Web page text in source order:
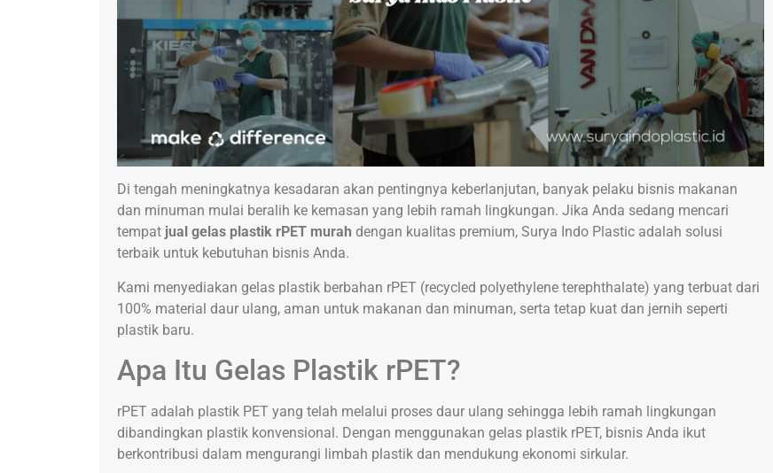
Di tengah meningkatnya kesadaran akan pentingnya keberlanjutan, banyak pelaku bisnis makanan
dan minuman mulai beralih ke kemasan yang lebih ramah lingkungan. Jika Anda sedang mencari
tempat jual gelas plastik rPET murah dengan kualitas premium, Surya Indo Plastic adalah solusi
terbaik untuk kebutuhan bisnis Anda.
Kami menyediakan gelas plastik berbahan rPET (recycled polyethylene terephthalate) yang terbuat dari
100% material daur ulang, aman untuk makanan dan minuman, serta tetap kuat dan jernih seperti
plastik baru.
Apa Itu Gelas Plastik rPET?
rPET adalah plastik PET yang telah melalui proses daur ulang sehingga lebih ramah lingkungan
dibandingkan plastik konvensional. Dengan menggunakan gelas plastik rPET, bisnis Anda ikut
berkontribusi dalam mengurangi limbah plastik dan mendukung ekonomi sirkular.